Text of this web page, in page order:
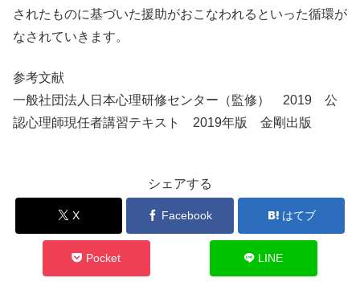
されたものに基づいた援助がおこなわれるといった循環が
なされていきます。
参考文献
一般社団法人日本心理研修センター（監修） 2019 公
認心理師現任者講習テキスト 2019年版 金剛出版
シェアする
X Facebook はてブ
Pocket LINE